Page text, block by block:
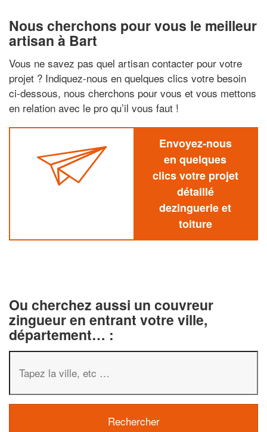
Nous cherchons pour vous le meilleur
artisan à Bart
Vous ne savez pas quel artisan contacter pour votre
projet ? Indiquez-nous en quelques clics votre besoin
ci-dessous, nous cherchons pour vous et vous mettons
en relation avec le pro qu’il vous faut !
Envoyez-nous
en quelques
clics votre projet
détaillé
dezinguerie et
toiture
Ou cherchez aussi un couvreur
zingueur en entrant votre ville,
département… :